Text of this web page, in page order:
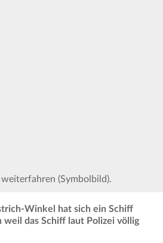
(Symbolbild).
Winkel hat sich ein Schiff
das Schiff laut Polizei völlig